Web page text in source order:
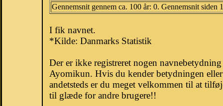
Gennemsnit gennem ca. 100 år: 0. Gennemsnit siden
I fik navnet.
*Kilde: Danmarks Statistik
Der er ikke registreret nogen
Ayomikun. Hvis du kender betydningen
andetsteds er du meget velkommen til at
til glæde for andre brugere!!